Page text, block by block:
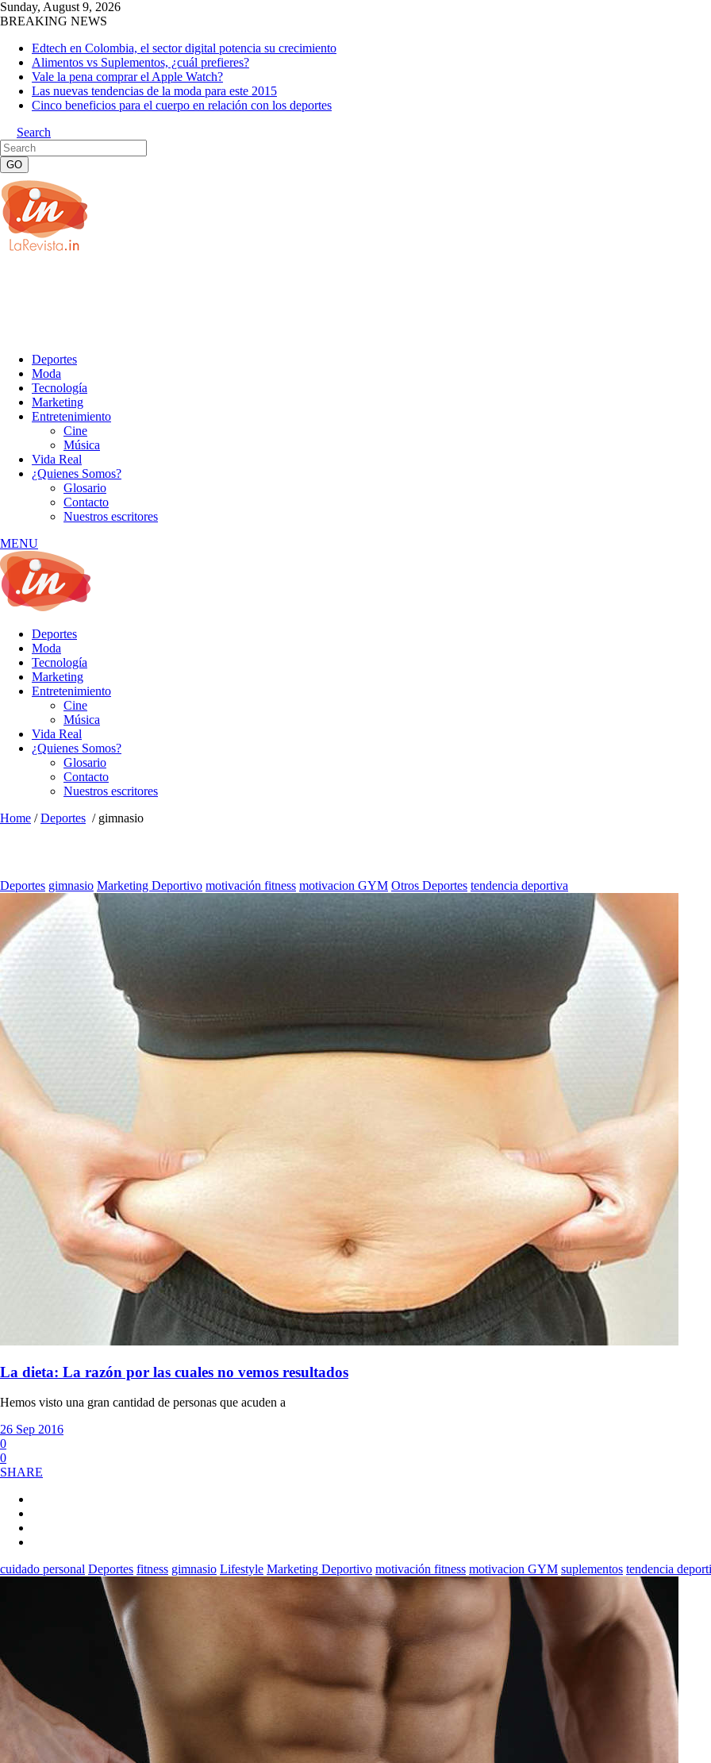
Sunday, August 9, 2026
BREAKING NEWS
Edtech en Colombia, el sector digital potencia su crecimiento
Alimentos vs Suplementos, ¿cuál prefieres?
Vale la pena comprar el Apple Watch?
Las nuevas tendencias de la moda para este 2015
Cinco beneficios para el cuerpo en relación con los deportes
Search
Deportes
Moda
Tecnología
Marketing
Entretenimiento
Cine
Música
Vida Real
¿Quienes Somos?
Glosario
Contacto
Nuestros escritores
MENU
Deportes
Moda
Tecnología
Marketing
Entretenimiento
Cine
Música
Vida Real
¿Quienes Somos?
Glosario
Contacto
Nuestros escritores
Home /Deportes / gimnasio
Deportes gimnasio Marketing Deportivo motivación fitness motivacion GYM Otros Deportes tendencia deportiva
La dieta: La razón por las cuales no vemos resultados
Hemos visto una gran cantidad de personas que acuden a
26 Sep 2016
0
0
SHARE
cuidado personal Deportes fitness gimnasio Lifestyle Marketing Deportivo motivación fitness motivacion GYM suplementos tendencia